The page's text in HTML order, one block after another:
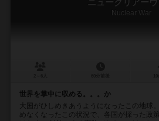
ニュークリアー
Nuclear War
世界を掌中に収める。。。か
大国がひしめきあうようになったこの地球
めなくなったこの状況で、各国が採った政